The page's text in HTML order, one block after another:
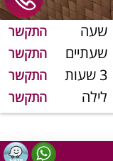
שעה התקשר
שעתיים התקשר
3 שעות התקשר
לילה התקשר